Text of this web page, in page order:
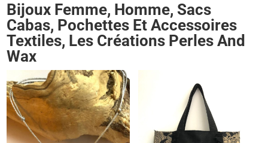
Bijoux Femme, Homme, Sacs
Cabas, Pochettes Et Accessoires
Textiles, Les Créations Perles And
Wax